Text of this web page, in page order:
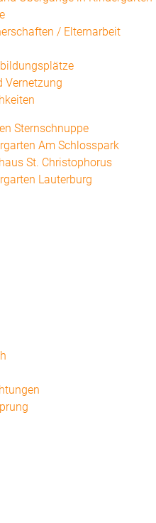
/ Elternarbeit
Vernetzung
Sternschnuppe
Am Schlosspark
St. Christophorus
Lauterburg